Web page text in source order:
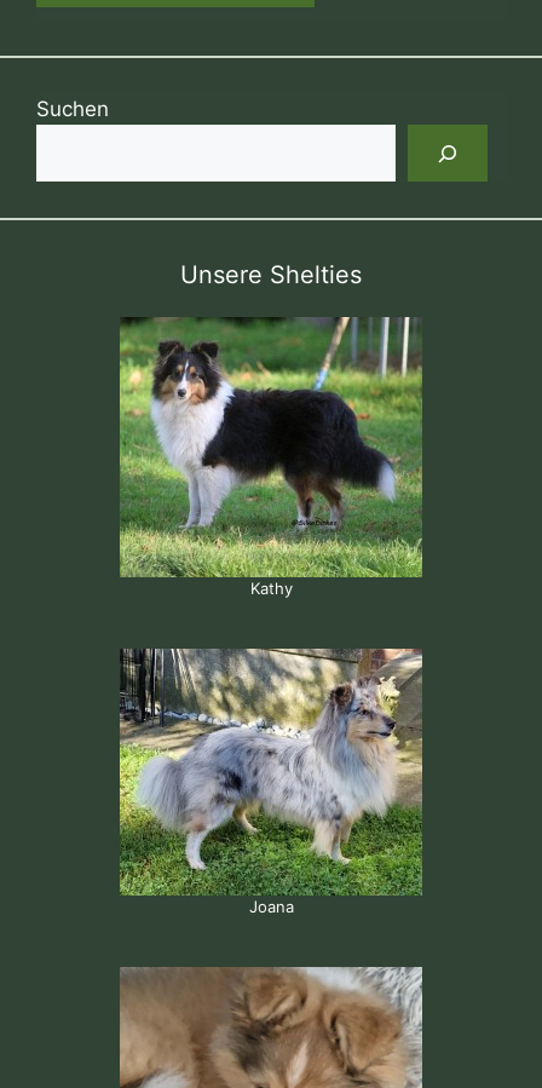
Suchen
Unsere Shelties
Kathy
Joana